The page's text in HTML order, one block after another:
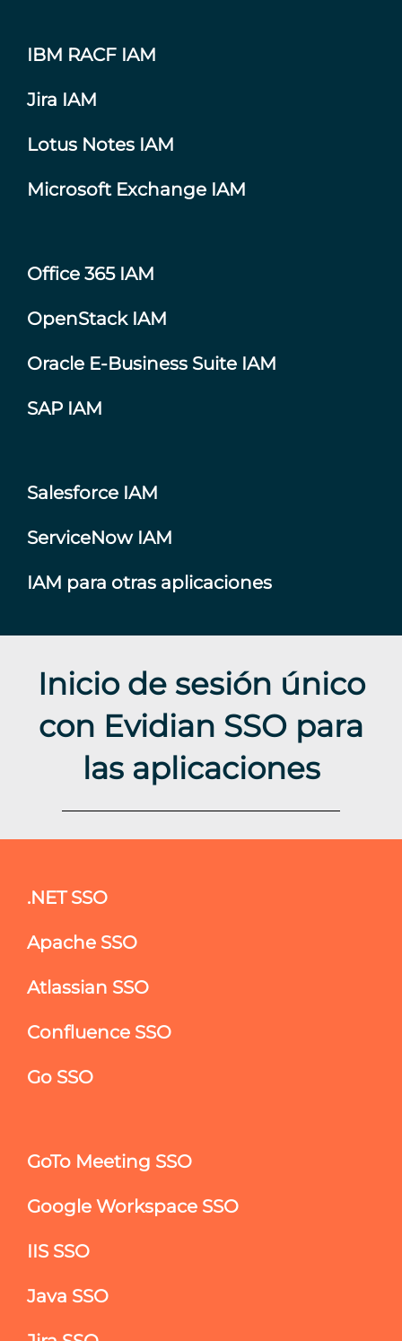
IBM RACF IAM
Jira IAM
Lotus Notes IAM
Microsoft Exchange IAM
Office 365 IAM
OpenStack IAM
Oracle E-Business Suite IAM
SAP IAM
Salesforce IAM
ServiceNow IAM
IAM para otras aplicaciones
Inicio de sesión único
con Evidian SSO para
las aplicaciones
.NET SSO
Apache SSO
Atlassian SSO
Confluence SSO
Go SSO
GoTo Meeting SSO
Google Workspace SSO
IIS SSO
Java SSO